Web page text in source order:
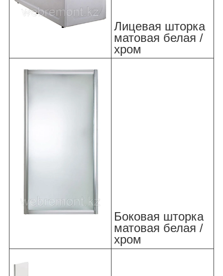
Лицевая шторка
матовая белая /
хром
Боковая шторка
матовая белая /
хром